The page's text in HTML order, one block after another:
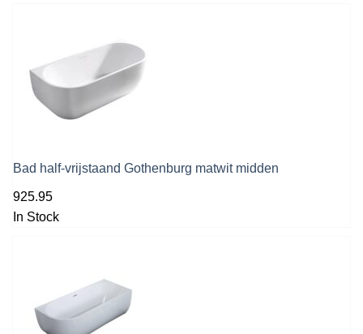
Bad half-vrijstaand Gothenburg matwit midden
925.95
In Stock